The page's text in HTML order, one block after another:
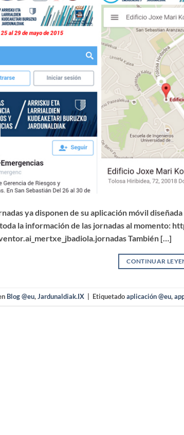
ya disponen de su aplicación móvil
la información de las jornadas al momento:
También […]
CONTINUAR
Blog @eu,Jardunaldiak.IX Etiquetadoaplicación @eu,